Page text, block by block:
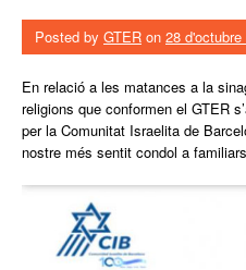
Posted by GTER on 28
En relació a les matances a la
religions que conformen el GTER
per la Comunitat Israelita de
nostre més sentit condol a